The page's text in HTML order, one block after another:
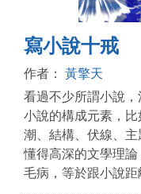
寫小說十戒
作者：
黃擎天
看過不少所謂小說
小說的構成元素，
潮、結構、伏線、
懂得高深的文學理
毛病，等於跟小說距